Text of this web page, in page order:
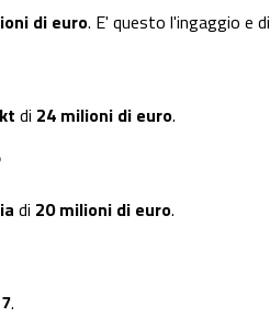
di euro. E' questo l'ingaggio e di
di 24 milioni di euro.
di 20 milioni di euro.
.